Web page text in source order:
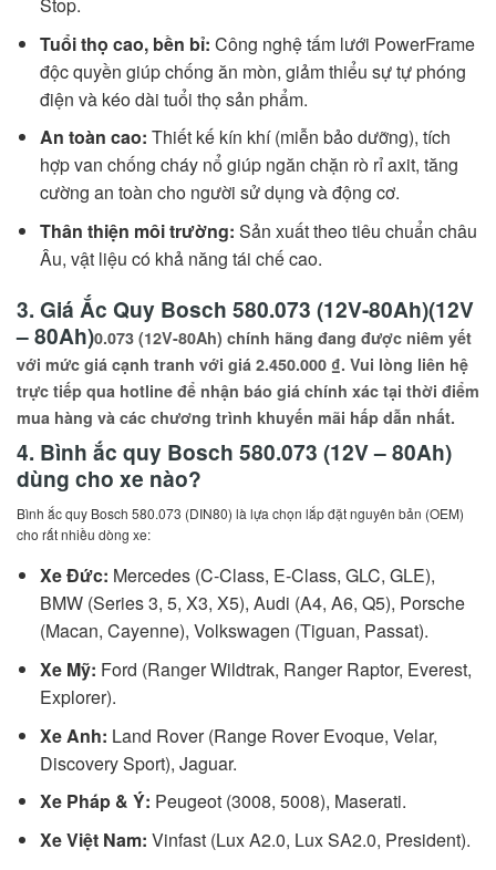
Tuổi thọ cao, bền bỉ: Công nghệ tấm lưới PowerFrame
độc quyền giúp chống ăn mòn, giảm thiểu sự tự phóng
điện và kéo dài tuổi thọ sản phẩm.
An toàn cao: Thiết kế kín khí (miễn bảo dưỡng), tích
hợp van chống cháy nổ giúp ngăn chặn rò rỉ axit, tăng
cường an toàn cho người sử dụng và động cơ.
Thân thiện môi trường: Sản xuất theo tiêu chuẩn châu
Âu, vật liệu có khả năng tái chế cao.
3. Giá Ắc Quy Bosch 580.073 (12V-80Ah)(12V
– 80Ah)0.073 (12V-80Ah) chính hãng đang được niêm yết
với mức giá cạnh tranh với giá 2.450.000 ₫. Vui lòng liên hệ
trực tiếp qua hotline để nhận báo giá chính xác tại thời điểm
mua hàng và các chương trình khuyến mãi hấp dẫn nhất.
4. Bình ắc quy Bosch 580.073 (12V – 80Ah)
dùng cho xe nào?
Bình ắc quy Bosch 580.073 (DIN80) là lựa chọn lắp đặt nguyên bản (OEM)
cho rất nhiều dòng xe:
Xe Đức: Mercedes (C-Class, E-Class, GLC, GLE),
BMW (Series 3, 5, X3, X5), Audi (A4, A6, Q5), Porsche
(Macan, Cayenne), Volkswagen (Tiguan, Passat).
Xe Mỹ: Ford (Ranger Wildtrak, Ranger Raptor, Everest,
Explorer).
Xe Anh: Land Rover (Range Rover Evoque, Velar,
Discovery Sport), Jaguar.
Xe Pháp & Ý: Peugeot (3008, 5008), Maserati.
Xe Việt Nam: Vinfast (Lux A2.0, Lux SA2.0, President).